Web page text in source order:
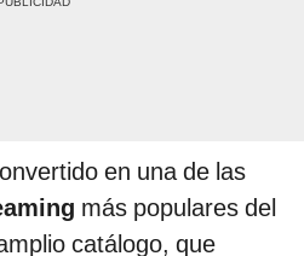
en una de las
más populares del
catálogo, que